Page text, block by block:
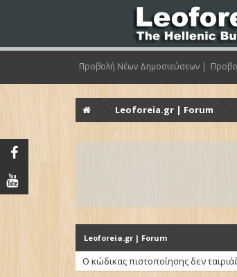
Προβολή Νέων Δημοσιεύσεων |
Leoforeia.gr | Forum
Leoforeia.gr | Forum
Ο κώδικας πιστοποίησης δεν